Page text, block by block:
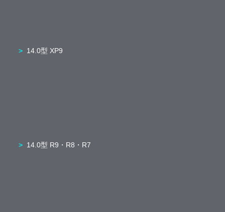
14.0型 XP9
14.0型 R9・R8・R7